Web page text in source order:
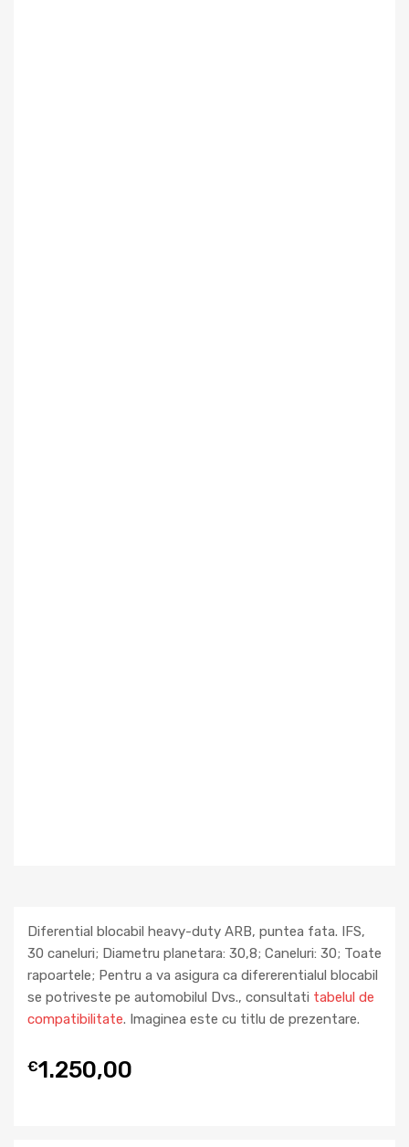
Diferential blocabil heavy-duty ARB, puntea fata. IFS,
30 caneluri; Diametru planetara: 30,8; Caneluri: 30; Toate
rapoartele; Pentru a va asigura ca difererentialul blocabil
se potriveste pe automobilul Dvs., consultati tabelul de
compatibilitate. Imaginea este cu titlu de prezentare.
€1.250,00